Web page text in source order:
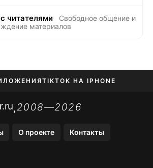
читателями
Свободное общение и
материалов
TIKTOK НА IPHONE
STORE
,2008—2026
О проекте Контакты